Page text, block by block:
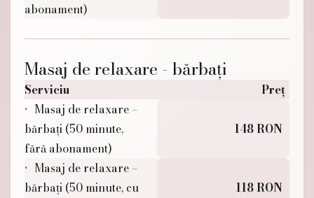
abonament)
Masaj de relaxare - bărbați
Serviciu
Preț
Masaj de relaxare –
bărbați (50 minute,
fără abonament)
148 RON
Masaj de relaxare –
bărbați (50 minute, cu
118 RON